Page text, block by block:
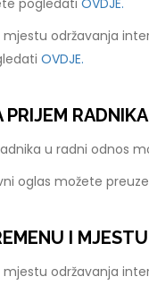
pogledati OVDJE.
održavanja
OVDJE.
u radni odnos
oglas možete
I
održavanja